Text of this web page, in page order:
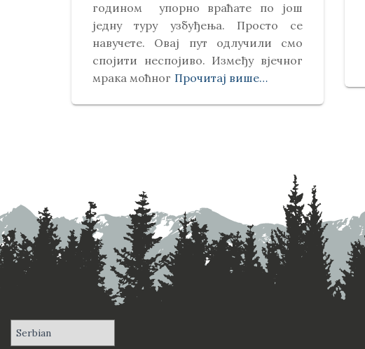
годином упорно враћате по још
једну туру узбуђења. Просто се
навучете. Овај пут одлучили смо
спојити неспојиво. Између вјечног
мрака моћног Прочитај више…